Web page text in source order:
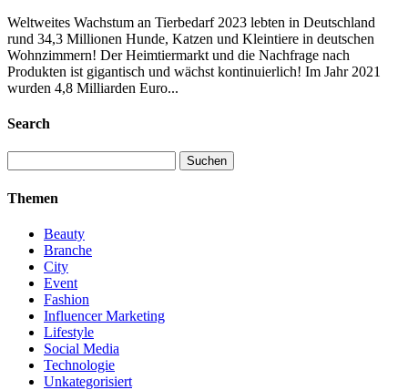
Weltweites Wachstum an Tierbedarf 2023 lebten in Deutschland
rund 34,3 Millionen Hunde, Katzen und Kleintiere in deutschen
Wohnzimmern! Der Heimtiermarkt und die Nachfrage nach
Produkten ist gigantisch und wächst kontinuierlich! Im Jahr 2021
wurden 4,8 Milliarden Euro...
Search
nach:
Themen
Beauty
Branche
City
Event
Fashion
Influencer Marketing
Lifestyle
Social Media
Technologie
Unkategorisiert